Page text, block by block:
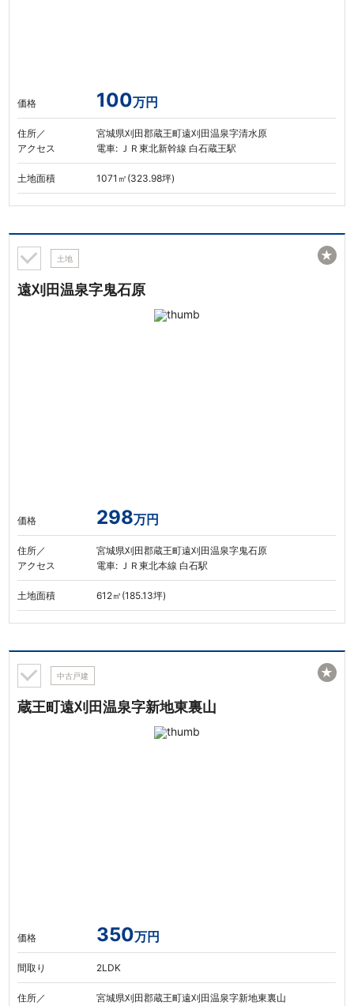
価格 100万円
住所／
アクセス
宮城県刈田郡蔵王町遠刈田温泉字清水原
電車: ＪＲ東北新幹線 白石蔵王駅
土地面積 1071㎡(323.98坪)
土地
遠刈田温泉字鬼石原
価格 298万円
住所／
アクセス
宮城県刈田郡蔵王町遠刈田温泉字鬼石原
電車: ＪＲ東北本線 白石駅
土地面積 612㎡(185.13坪)
★
中古戸建
蔵王町遠刈田温泉字新地東裏山
価格 350万円
間取り 2LDK
住所／
宮城県刈田郡蔵王町遠刈田温泉字新地東裏山
★